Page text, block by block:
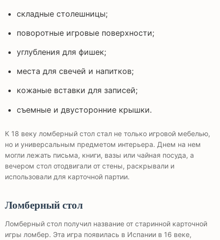
складные столешницы;
поворотные игровые поверхности;
углубления для фишек;
места для свечей и напитков;
кожаные вставки для записей;
съемные и двусторонние крышки.
К 18 веку ломберный стол стал не только игровой мебелью,
но и универсальным предметом интерьера. Днем на нем
могли лежать письма, книги, вазы или чайная посуда, а
вечером стол отодвигали от стены, раскрывали и
использовали для карточной партии.
Ломберный стол
Ломберный стол получил название от старинной карточной
игры ломбер. Эта игра появилась в Испании в 16 веке,